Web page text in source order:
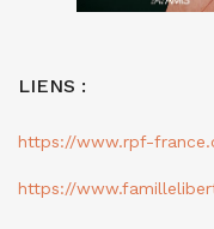
LIENS :
https://www.rpf-
https://